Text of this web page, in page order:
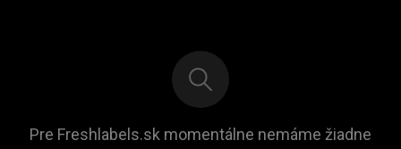
Pre Freshlabels.sk momentálne nemáme žiadne